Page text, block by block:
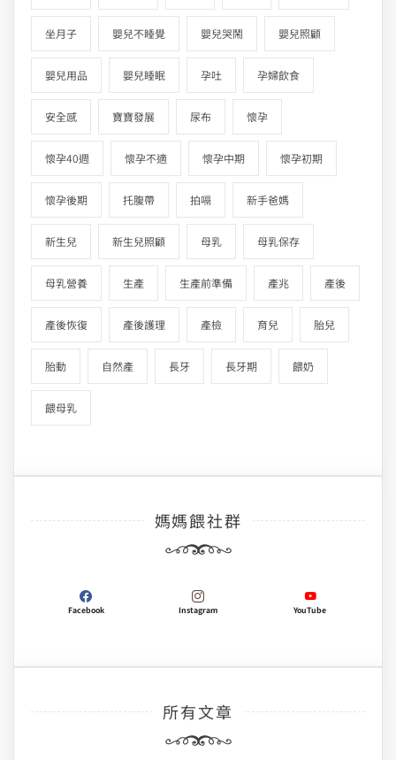
坐月子 嬰兒不睡覺 嬰兒哭鬧 嬰兒照顧
嬰兒用品 嬰兒睡眠 孕吐 孕婦飲食
安全感 寶寶發展 尿布 懷孕
懷孕40週 懷孕不適 懷孕中期 懷孕初期
懷孕後期 托腹帶 拍嗝 新手爸媽
新生兒 新生兒照顧 母乳 母乳保存
母乳營養 生產 生產前準備 產兆 產後
產後恢復 產後護理 產檢 育兒 胎兒
胎動 自然產 長牙 長牙期 餵奶
餵母乳
媽媽餵社群
Facebook Instagram YouTube
所有文章